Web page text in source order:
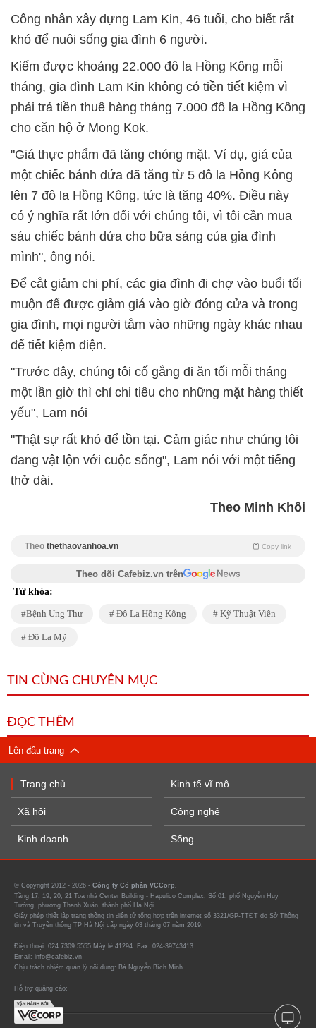
Công nhân xây dựng Lam Kin, 46 tuổi, cho biết rất
khó để nuôi sống gia đình 6 người.
Kiếm được khoảng 22.000 đô la Hồng Kông mỗi
tháng, gia đình Lam Kin không có tiền tiết kiệm vì
phải trả tiền thuê hàng tháng 7.000 đô la Hồng Kông
cho căn hộ ở Mong Kok.
"Giá thực phẩm đã tăng chóng mặt. Ví dụ, giá của
một chiếc bánh dứa đã tăng từ 5 đô la Hồng Kông
lên 7 đô la Hồng Kông, tức là tăng 40%. Điều này
có ý nghĩa rất lớn đối với chúng tôi, vì tôi cần mua
sáu chiếc bánh dứa cho bữa sáng của gia đình
mình", ông nói.
Để cắt giảm chi phí, các gia đình đi chợ vào buổi tối
muộn để được giảm giá vào giờ đóng cửa và trong
gia đình, mọi người tắm vào những ngày khác nhau
để tiết kiệm điện.
"Trước đây, chúng tôi cố gắng đi ăn tối mỗi tháng
một lần giờ thì chỉ chi tiêu cho những mặt hàng thiết
yếu", Lam nói
"Thật sự rất khó để tồn tại. Cảm giác như chúng tôi
đang vật lộn với cuộc sống", Lam nói với một tiếng
thở dài.
Theo Minh Khôi
Theo thethaovanhoa.vn Copy link
Theo dõi Cafebiz.vn trên
Từ khóa:
Bệnh Ung Thư Đô La Hồng Kông Kỹ Thuật Viên
Đô La Mỹ
TIN CÙNG CHUYÊN MỤC
ĐỌC THÊM
Lên đầu trang
Trang chủ
Xã hội
Kinh doanh
Kinh tế vĩ mô
Công nghệ
Sống
© Copyright 2012 - 2026 - Công ty Cổ phần VCCorp.
Tầng 17, 19, 20, 21 Toà nhà Center Building - Hapulico Complex, Số 01, phố Nguyễn Huy
Tưởng, phường Thanh Xuân, thành phố Hà Nội
Giấy phép thiết lập trang thông tin điện tử tổng hợp trên internet số 3321/GP-TTĐT do Sở Thông
tin và Truyền thông TP Hà Nội cấp ngày 03 tháng 07 năm 2019.
Điện thoại: 024 7309 5555 Máy lẻ 41294. Fax: 024-39743413
Email: info@cafebiz.vn
Chịu trách nhiệm quản lý nội dung: Bà Nguyễn Bích Minh
Hỗ trợ quảng cáo: